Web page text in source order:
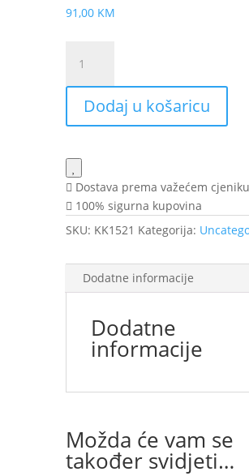
91,00 KM
FIRMING
LIFTING
krema
50ml
količina
Dodaj u košaricu
Dostava prema važećem cjeniku
100% sigurna kupovina
SKU: KK1521 Kategorija:
Dodatne informacije
Dodatne
informacije
Možda će vam se
također svidjeti…